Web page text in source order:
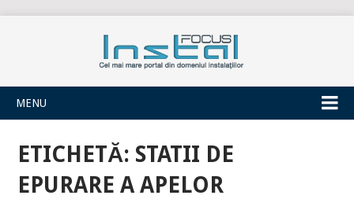
INSTALFOCUS
MENU
ETICHETĂ: STATII DE
EPURARE A APELOR